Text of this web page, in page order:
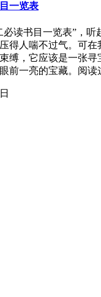
一览表
必读书目一览表”，听
得人喘不过气。可在
缚，它应该是一张寻
前一亮的宝藏。阅